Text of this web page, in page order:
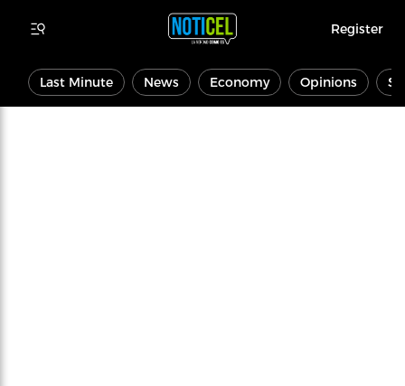
Register
Last Minute News Economy Opinions